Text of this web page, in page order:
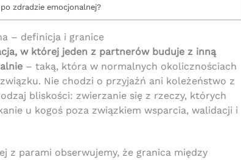
zdradzie emocjonalnej?
– definicja i granice
w której jeden z partnerów buduje z inną
– taką, która w normalnych okolicznościach
Nie chodzi o przyjaźń ani koleżeństwo z
bliskości: zwierzanie się z rzeczy, których
u kogoś poza związkiem wsparcia, walidacji i
z parami obserwujemy, że granica między